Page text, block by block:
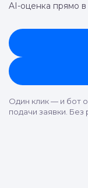
AI-оценка прямо в
Один клик — и бот
подачи заявки. Без